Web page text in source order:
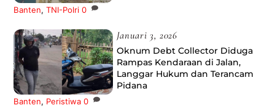
Banten,TNI-Polri 0
Januari 3, 2026
Oknum Debt Collector Diduga
Rampas Kendaraan di Jalan,
Langgar Hukum dan Terancam
Pidana
Banten, Peristiwa 0